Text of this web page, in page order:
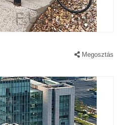
Megosztás